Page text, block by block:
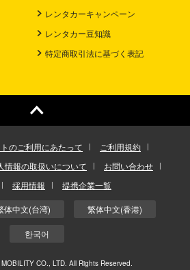
レンタカーキャンペーン
レンタカー豆知識
特定商取引法に基づく表記
のご利用にあたって
ご利用規約
情報の取扱いについて
お問い合わせ
採用情報 提携企業一覧
体中文(台湾) 繁体中文(香港)
한국어
CO., LTD. All Rights Reserved.